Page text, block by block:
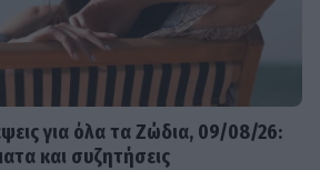
για όλα τα Ζώδια, 09/08/26:
και συζητήσεις